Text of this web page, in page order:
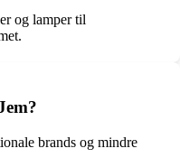
og lamper til
brands og mindre